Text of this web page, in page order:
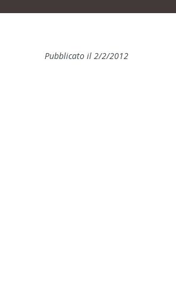
Pubblicato il 2/2/2012